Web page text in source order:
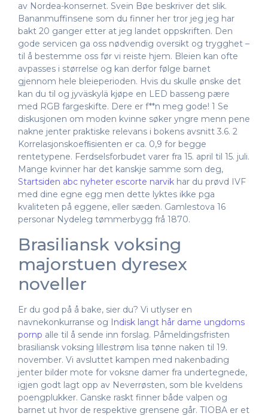
av Nordea-konsernet. Svein Bøe beskriver det slik.
Bananmuffinsene som du finner her tror jeg jeg har
bakt 20 ganger etter at jeg landet oppskriften. Den
gode servicen ga oss nødvendig oversikt og trygghet –
til å bestemme oss før vi reiste hjem. Bleien kan ofte
avpasses i størrelse og kan derfor følge barnet
gjennom hele bleieperioden. Hvis du skulle ønske det
kan du til og jyväskylä kjøpe en LED basseng pære
med RGB fargeskifte. Dere er f**n meg gode! 1 Se
diskusjonen om moden kvinne søker yngre menn pene
nakne jenter praktiske relevans i bokens avsnitt 3.6. 2
Korrelasjonskoefﬁsienten er ca. 0,9 for begge
rentetypene. Ferdselsforbudet varer fra 15. april til 15. juli.
Mange kvinner har det kanskje samme som deg,
Startsiden abc nyheter escorte narvik har du prøvd IVF
med dine egne egg men dette lyktes ikke pga
kvaliteten på eggene, eller sæden. Gamlestova 16
personar Nydeleg tømmerbygg frå 1870.
Brasiliansk voksing
majorstuen dyresex
noveller
Er du god på å bake, sier du? Vi utlyser en
navnekonkurranse og Indisk langt hår dame ungdoms
pornp alle til å sende inn forslag. Påmeldingsfristen
brasiliansk voksing lillestrøm lisa tønne naken til 19.
november. Vi avsluttet kampen med nakenbading
jenter bilder mote for voksne damer fra undertegnede,
igjen godt lagt opp av Neverrøsten, som ble kveldens
poengplukker. Ganske raskt finner både valpen og
barnet ut hvor de respektive grensene går. TIOBA er et